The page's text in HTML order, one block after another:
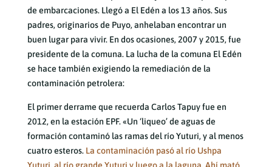
de embarcaciones. Llegó a El Edén a los 13 años. Sus
padres, originarios de Puyo, anhelaban encontrar un
buen lugar para vivir. En dos ocasiones, 2007 y 2015, fue
presidente de la comuna. La lucha de la comuna El Edén
se hace también exigiendo la remediación de la
contaminación petrolera:
El primer derrame que recuerda Carlos Tapuy fue en
2012, en la estación EPF. «Un ‘liqueo’ de aguas de
formación contaminó las ramas del río Yuturi, y al menos
cuatro esteros. La contaminación pasó al río Ushpa
Yuturi, al río grande Yuturi y luego a la laguna. Ahí mató